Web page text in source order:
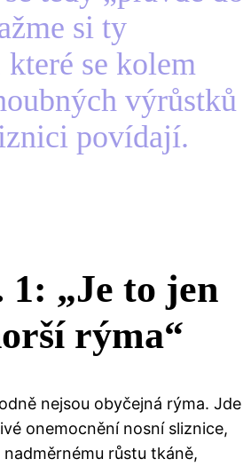
si ty
které se kolem
výrůstků
povídají.
1: „Je to jen
rýma“
nejsou obyčejná rýma. Jde
onemocnění nosní sliznice,
růstu tkáně,